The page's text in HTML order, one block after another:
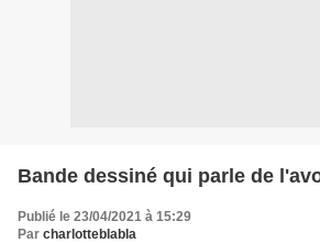
Bande dessiné qui parle de
Publié le 23/04/2021 à 15:29
Par charlotteblabla